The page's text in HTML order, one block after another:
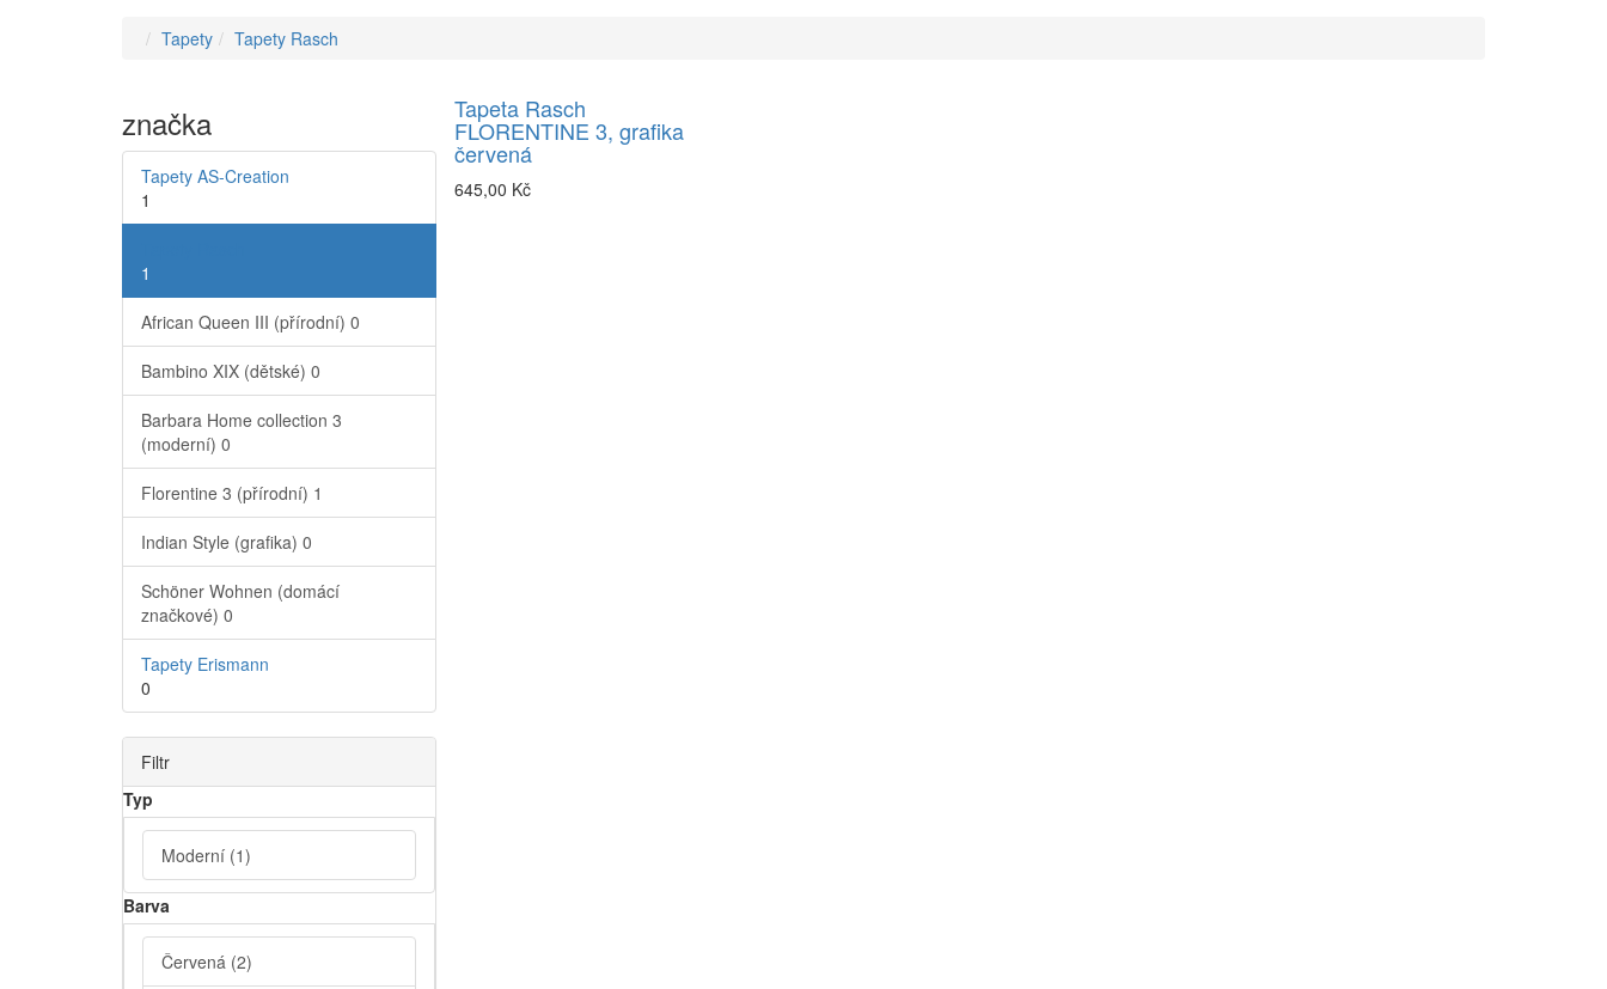
Tapety Tapety Rasch
značka
Tapety AS-Creation
1
1
African Queen III (přírodní) 0
Bambino XIX (dětské) 0
Barbara Home collection 3
(moderní) 0
Florentine 3 (přírodní) 1
Indian Style (grafika) 0
Schöner Wohnen (domácí
značkové) 0
Tapety Erismann
0
Filtr
Typ
Moderní (1)
Barva
Červená (2)
Tapeta Rasch
FLORENTINE 3, grafika
červená
645,00 Kč